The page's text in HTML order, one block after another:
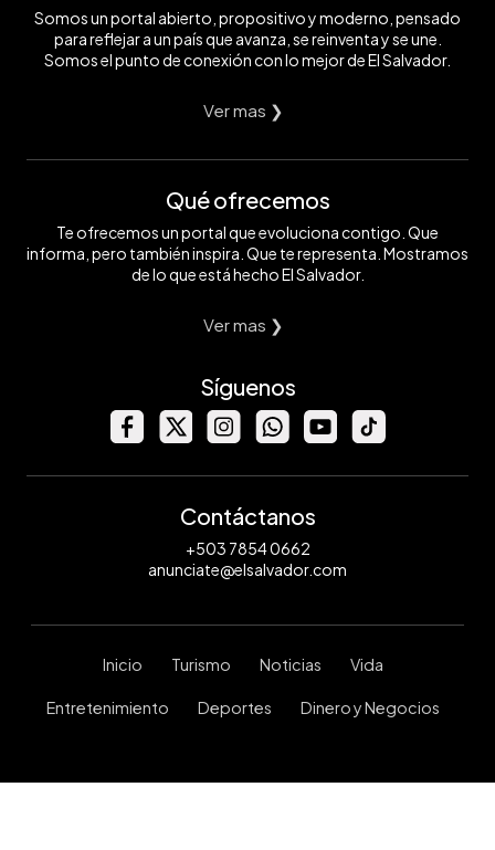
Somos un portal abierto, propositivo y moderno, pensado
para reflejar a un país que avanza, se reinventa y se une.
Somos el punto de conexión con lo mejor de El Salvador.
Ver mas ❯
Qué ofrecemos
Te ofrecemos un portal que evoluciona contigo. Que
informa, pero también inspira. Que te representa. Mostramos
de lo que está hecho El Salvador.
Ver mas ❯
Síguenos
Contáctanos
+503 7854 0662
anunciate@elsalvador.com
Inicio Turismo Noticias Vida
Entretenimiento Deportes Dinero y Negocios